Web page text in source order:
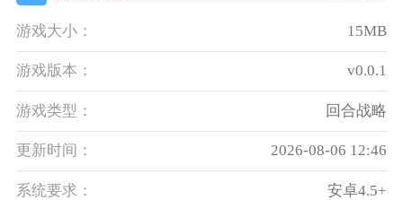
游戏大小： 15MB
游戏版本： v0.0.1
游戏类型： 回合战略
更新时间： 2026-08-06 12:46
系统要求： 安卓4.5+